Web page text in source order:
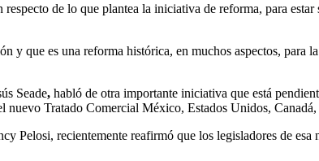
de lo que plantea la iniciativa de reforma, para
y que es una reforma histórica, en muchos aspectos, para
Seade, habló de otra importante iniciativa que está
nuevo Tratado Comercial México, Estados Unidos,
Pelosi, recientemente reafirmó que los legisladores de